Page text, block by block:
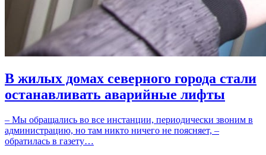
В жилых домах северного города стали
останавливать аварийные лифты
– Мы обращались во все инстанции, периодически звоним в
администрацию, но там никто ничего не поясняет, –
обратилась в газету…